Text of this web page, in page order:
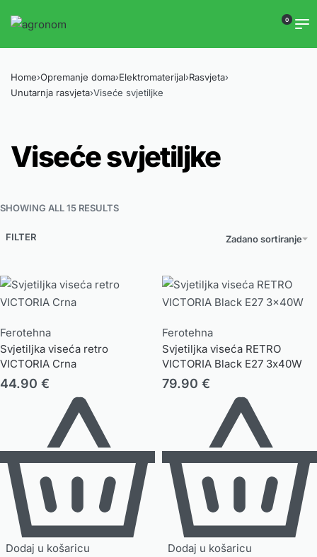
0
Home›Opremanje doma›Elektromaterijal›Rasvjeta›
Unutarnja rasvjeta›Viseće svjetiljke
Viseće svjetiljke
SHOWING ALL 15 RESULTS
Zadano sortiranje
FILTER
Ferotehna
Svjetiljka viseća retro
VICTORIA Crna
44.90 €
Dodaj u košaricu
Ferotehna
Svjetiljka viseća RETRO
VICTORIA Black E27 3x40W
79.90 €
Dodaj u košaricu